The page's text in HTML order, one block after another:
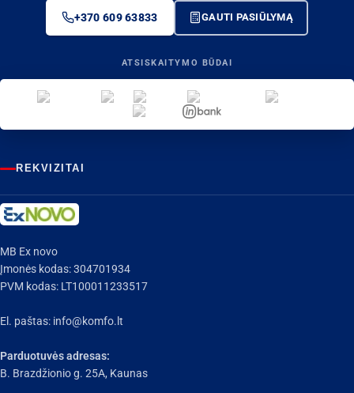
+370 609 63833 GAUTI PASIŪLYMĄ
ATSISKAITYMO BŪDAI
REKVIZITAI
MB Ex novo
Įmonės kodas: 304701934
PVM kodas: LT100011233517
El. paštas: info@komfo.lt
Parduotuvės adresas:
B. Brazdžionio g. 25A, Kaunas